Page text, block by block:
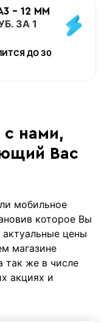
- 12 ММ
ЗА 1
ДО 30
с нами,
Ваc
мобильное
которое Вы
цены
магазине
так же в числе
акциях и